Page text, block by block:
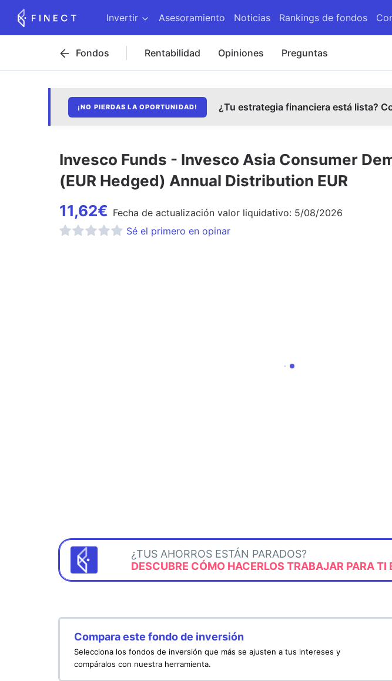
Invertir Asesoramiento Noticias Rankings de fondos
Fondos Rentabilidad Opiniones Preguntas
¡NO PIERDAS LA OPORTUNIDAD! ¿Tu estrategia financiera está lista?
Invesco Funds - Invesco Asia Consumer
(EUR Hedged) Annual Distribution EUR
11,62€ Fecha de actualización valor liquidativo: 5/08/2026
Sé el primero en opinar
¿TUS AHORROS ESTÁN PARADOS?
DESCUBRE CÓMO HACERLOS TRABAJAR PARA TI
Compara este fondo de inversión
Selecciona los fondos de inversión que más se ajusten a tus intereses y
compáralos con nuestra herramienta.